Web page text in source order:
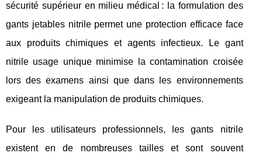
sécurité supérieur en milieu médical : la formulation des
gants jetables nitrile permet une protection efficace face
aux produits chimiques et agents infectieux. Le gant
nitrile usage unique minimise la contamination croisée
lors des examens ainsi que dans les environnements
exigeant la manipulation de produits chimiques.
Pour les utilisateurs professionnels, les gants nitrile
existent en de nombreuses tailles et sont souvent